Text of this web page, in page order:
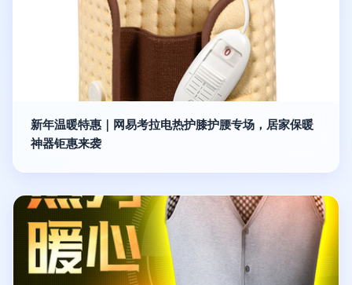
新年温暖特惠｜网易考拉电热护膝护腰专场，居家保暖
神器钜惠来袭